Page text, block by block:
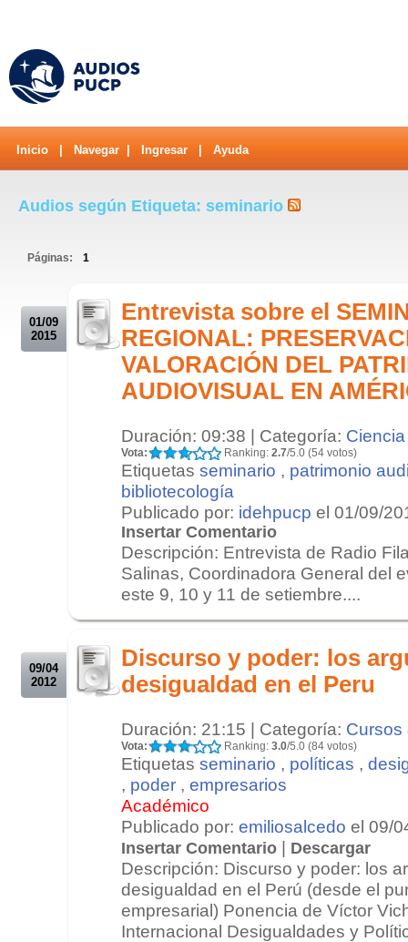
Inicio Navegar Ingresar Ayuda
Audios según Etiqueta: seminario
Páginas: 1
01/09
2015
Entrevista sobre el
REGIONAL:
VALORACIÓN DEL
AUDIOVISUAL EN
Duración: 09:38 | Categoría: Ciencia
Vota: Ranking: 2.7/5.0 (54 votos)
Etiquetas seminario , patrimonio
bibliotecología
Publicado por: idehpucp el 01/09/
Insertar Comentario
Descripción: Entrevista de Radio
Salinas, Coordinadora General del
este 9, 10 y 11 de setiembre....
09/04
2012
Discurso y poder: los
desigualdad en el Peru
Duración: 21:15 | Categoría: Cursos
Vota: Ranking: 3.0/5.0 (84 votos)
Etiquetas seminario , políticas ,
, poder , empresarios
Académico
Publicado por: emiliosalcedo el 09/
Insertar Comentario | Descargar
Descripción: Discurso y poder: los
desigualdad en el Perú (desde el
empresarial) Ponencia de Víctor
Internacional Desigualdades y